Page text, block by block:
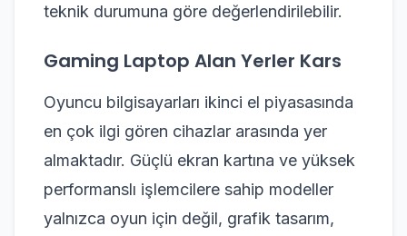
teknik durumuna göre değerlendirilebilir.
Gaming Laptop Alan Yerler Kars
Oyuncu bilgisayarları ikinci el piyasasında
en çok ilgi gören cihazlar arasında yer
almaktadır. Güçlü ekran kartına ve yüksek
performanslı işlemcilere sahip modeller
yalnızca oyun için değil, grafik tasarım,